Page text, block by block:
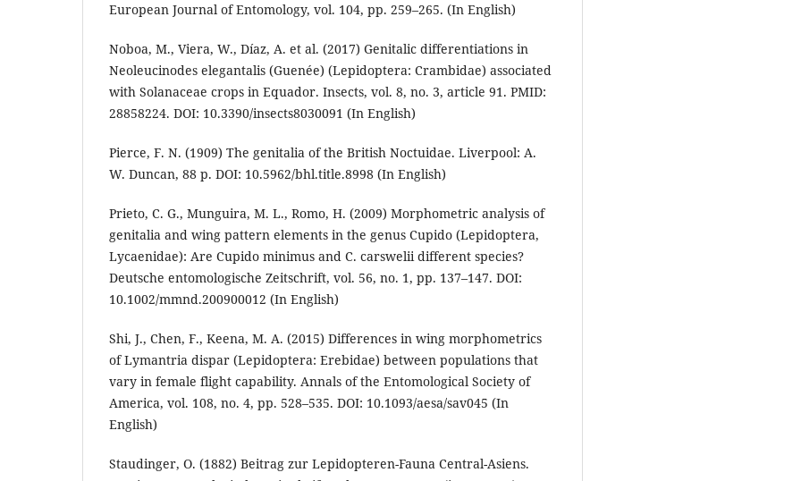
European Journal of Entomology, vol. 104, pp. 259–265. (In English)
Noboa, M., Viera, W., Díaz, A. et al. (2017) Genitalic differentiations in
Neoleucinodes elegantalis (Guenée) (Lepidoptera: Crambidae) associated
with Solanaceae crops in Equador. Insects, vol. 8, no. 3, article 91. PMID:
28858224. DOI: 10.3390/insects8030091 (In English)
Pierce, F. N. (1909) The genitalia of the British Noctuidae. Liverpool: A.
W. Duncan, 88 p. DOI: 10.5962/bhl.title.8998 (In English)
Prieto, C. G., Munguira, M. L., Romo, H. (2009) Morphometric analysis of
genitalia and wing pattern elements in the genus Cupido (Lepidoptera,
Lycaenidae): Are Cupido minimus and C. carswelii different species?
Deutsche entomologische Zeitschrift, vol. 56, no. 1, pp. 137–147. DOI:
10.1002/mmnd.200900012 (In English)
Shi, J., Chen, F., Keena, M. A. (2015) Differences in wing morphometrics
of Lymantria dispar (Lepidoptera: Erebidae) between populations that
vary in female flight capability. Annals of the Entomological Society of
America, vol. 108, no. 4, pp. 528–535. DOI: 10.1093/aesa/sav045 (In
English)
Staudinger, O. (1882) Beitrag zur Lepidopteren-Fauna Central-Asiens.